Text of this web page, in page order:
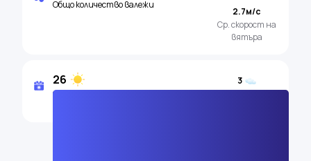
Общо количество валежи
2.7м/с
Ср. скорост на
вятъра
26
Слънчеви дни
3
Облачни дни